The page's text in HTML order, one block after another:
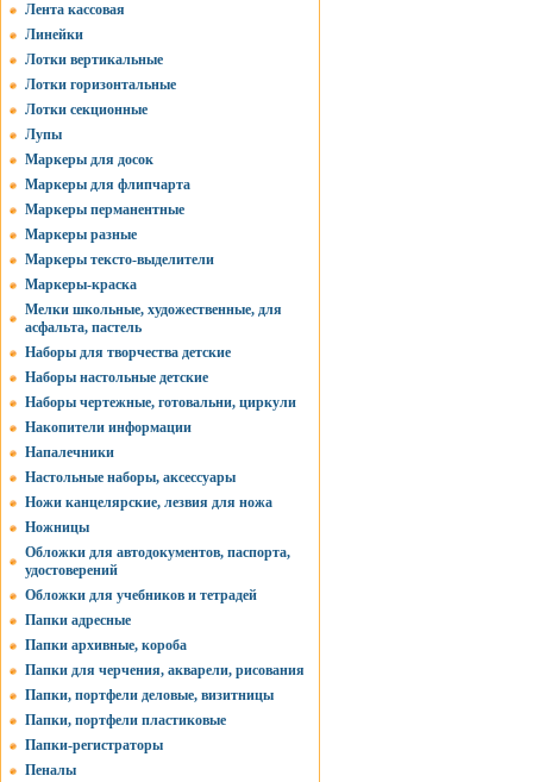
Лента кассовая
Линейки
Лотки вертикальные
Лотки горизонтальные
Лотки секционные
Лупы
Маркеры для досок
Маркеры для флипчарта
Маркеры перманентные
Маркеры разные
Маркеры тексто-выделители
Маркеры-краска
Мелки школьные, художественные, для
асфальта, пастель
Наборы для творчества детские
Наборы настольные детские
Наборы чертежные, готовальни, циркули
Накопители информации
Напалечники
Настольные наборы, аксессуары
Ножи канцелярские, лезвия для ножа
Ножницы
Обложки для автодокументов, паспорта,
удостоверений
Обложки для учебников и тетрадей
Папки адресные
Папки архивные, короба
Папки для черчения, акварели, рисования
Папки, портфели деловые, визитницы
Папки, портфели пластиковые
Папки-регистраторы
Пеналы